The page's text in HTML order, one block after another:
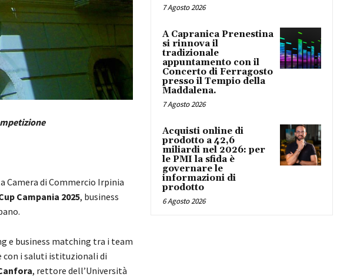
Camera di Commercio Irpinia
Campania 2025, business
e business matching tra i team
con i saluti istituzionali di
, rettore dell’Università
7 Agosto 2026
A Capranica Prenestina
si rinnova il
tradizionale
appuntamento con il
Concerto di Ferragosto
presso il Tempio della
Maddalena.
7 Agosto 2026
Acquisti online di
prodotto a 42,6
miliardi nel 2026: per
le PMI la sfida è
governare le
informazioni di
prodotto
6 Agosto 2026